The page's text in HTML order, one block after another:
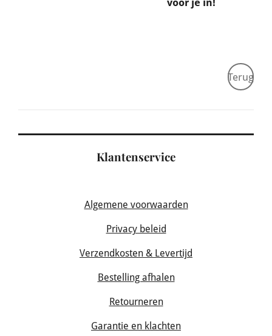
voor je in!
Terug
Klantenservice
Algemene voorwaarden
Privacy beleid
Verzendkosten & Levertijd
Bestelling afhalen
Retourneren
Garantie en klachten